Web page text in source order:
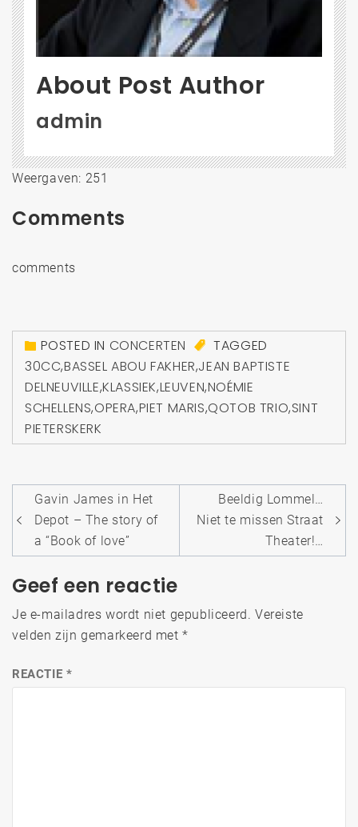
About Post Author
admin
Weergaven: 251
Comments
comments
POSTED IN CONCERTEN
TAGGED
30CC,BASSEL ABOU FAKHER,JEAN BAPTISTE
DELNEUVILLE,KLASSIEK,LEUVEN,NOÉMIE
SCHELLENS,OPERA,PIET MARIS,QOTOB TRIO,SINT
PIETERSKERK
Bericht
navigatie
Gavin James in Het
Depot – The story of
a “Book of love”
Beeldig Lommel…
Niet te missen Straat
Theater!…
Geef een reactie
Je e-mailadres wordt niet gepubliceerd. Vereiste
velden zijn gemarkeerd met*
REACTIE *